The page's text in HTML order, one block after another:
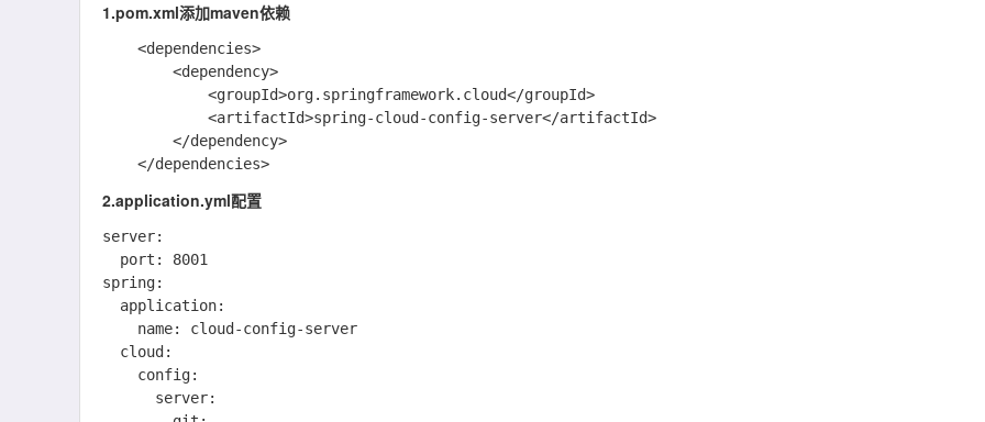
1.pom.xml添加maven依赖
2.application.yml配置
server:
spring: